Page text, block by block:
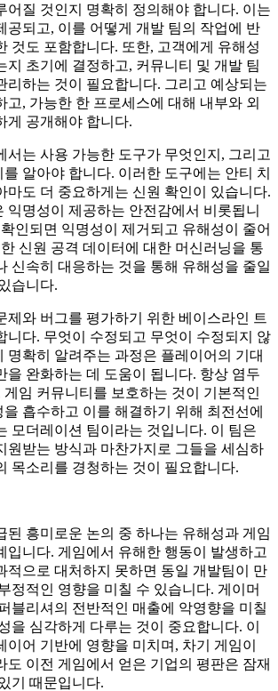
어질 것인지 명확히 정의해야 합니다. 이는
공되고, 이를 어떻게 개발 팀의 작업에 반
것도 포함합니다. 또한, 고객에게 유해성
지 초기에 결정하고, 커뮤니티 및 개발 팀
리하는 것이 필요합니다. 그리고 예상되는
고, 가능한 한 프로세스에 대해 내부와 외
게 공개해야 합니다.
서는 사용 가능한 도구가 무엇인지, 그리고
알아야 합니다. 이러한 도구에는 안티 치
마도 더 중요하게는 신원 확인이 있습니다.
익명성이 제공하는 안전감에서 비롯됩니
인되면 익명성이 제거되고 유해성이 줄어
신원 공격 데이터에 대한 머신러닝을 통
신속히 대응하는 것을 통해 유해성을 줄일
습니다.
제와 버그를 평가하기 위한 베이스라인 트
니다. 무엇이 수정되고 무엇이 수정되지 않
명확히 알려주는 과정은 플레이어의 기대
을 완화하는 데 도움이 됩니다. 항상 염두
게임 커뮤니티를 보호하는 것이 기본적인
흡수하고 이를 해결하기 위해 최전선에
모더레이션 팀이라는 것입니다. 이 팀은
원받는 방식과 마찬가지로 그들을 세심하
목소리를 경청하는 것이 필요합니다.
된 흥미로운 논의 중 하나는 유해성과 게임
입니다. 게임에서 유해한 행동이 발생하고
적으로 대처하지 못하면 동일 개발팀이 만
정적인 영향을 미칠 수 있습니다. 게이머
블리셔의 전반적인 매출에 악영향을 미칠
을 심각하게 다루는 것이 중요합니다. 이
이어 기반에 영향을 미치며, 차기 게임이
도 이전 게임에서 얻은 기업의 평판은 잠재
기 때문입니다.